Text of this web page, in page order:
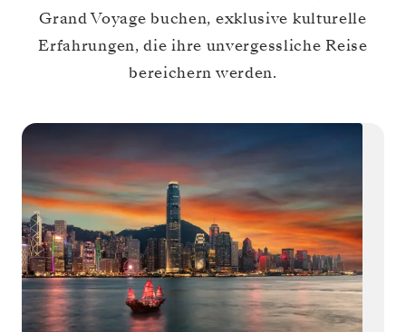
Grand Voyage buchen, exklusive kulturelle
Erfahrungen, die ihre unvergessliche Reise
bereichern werden.